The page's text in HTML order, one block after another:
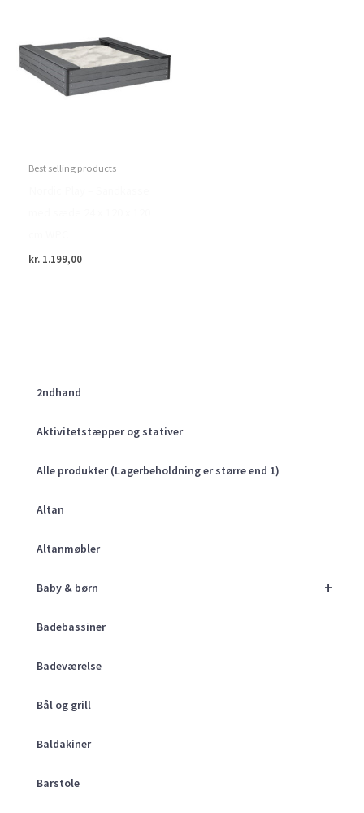
2ndhand
Aktivitetstæpper og stativer
Alle produkter (Lagerbeholdning er større end 1)
Altan
Altanmøbler
+
Baby & børn
Badebassiner
Badeværelse
Bål og grill
Baldakiner
Barstole
Best selling products
kr. 1.199,00